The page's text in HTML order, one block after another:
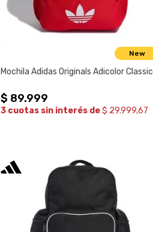
New
Mochila Adidas Originals Adicolor Classic
$ 89.999
3 cuotas sin interés de $ 29.999,67